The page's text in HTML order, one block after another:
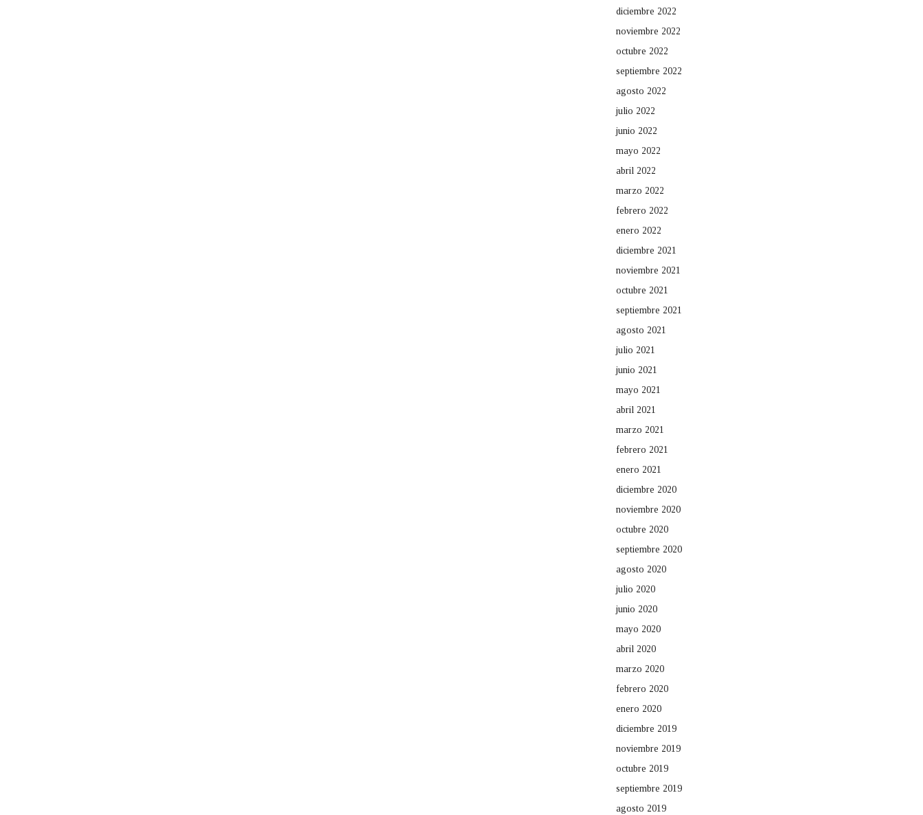
diciembre 2022
noviembre 2022
octubre 2022
septiembre 2022
agosto 2022
julio 2022
junio 2022
mayo 2022
abril 2022
marzo 2022
febrero 2022
enero 2022
diciembre 2021
noviembre 2021
octubre 2021
septiembre 2021
agosto 2021
julio 2021
junio 2021
mayo 2021
abril 2021
marzo 2021
febrero 2021
enero 2021
diciembre 2020
noviembre 2020
octubre 2020
septiembre 2020
agosto 2020
julio 2020
junio 2020
mayo 2020
abril 2020
marzo 2020
febrero 2020
enero 2020
diciembre 2019
noviembre 2019
octubre 2019
septiembre 2019
agosto 2019